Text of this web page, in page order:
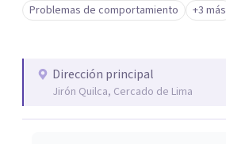
Problemas de comportamiento
+3 más
Dirección principal
Jirón Quilca, Cercado de Lima